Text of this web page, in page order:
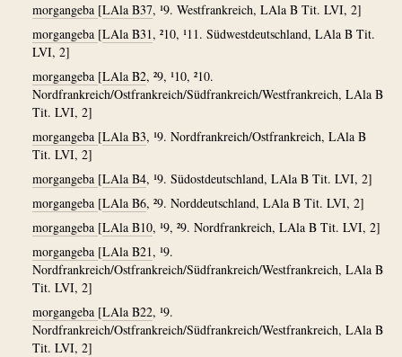
morgangeba [LAla B37, ¹9. Westfrankreich, LAla B Tit. LVI, 2]
morgangeba [LAla B31, ²10, ¹11. Südwestdeutschland, LAla B Tit.
LVI, 2]
morgangeba [LAla B2, ²9, ¹10, ²10.
Nordfrankreich/Ostfrankreich/Südfrankreich/Westfrankreich, LAla B
Tit. LVI, 2]
morgangeba [LAla B3, ¹9. Nordfrankreich/Ostfrankreich, LAla B
Tit. LVI, 2]
morgangeba [LAla B4, ¹9. Südostdeutschland, LAla B Tit. LVI, 2]
morgangeba [LAla B6, ²9. Norddeutschland, LAla B Tit. LVI, 2]
morgangeba [LAla B10, ¹9, ²9. Nordfrankreich, LAla B Tit. LVI, 2]
morgangeba [LAla B21, ¹9.
Nordfrankreich/Ostfrankreich/Südfrankreich/Westfrankreich, LAla B
Tit. LVI, 2]
morgangeba [LAla B22, ¹9.
Nordfrankreich/Ostfrankreich/Südfrankreich/Westfrankreich, LAla B
Tit. LVI, 2]